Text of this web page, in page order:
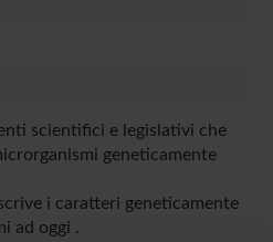
scientifici e legislativi che
geneticamente
i caratteri geneticamente
ad oggi .